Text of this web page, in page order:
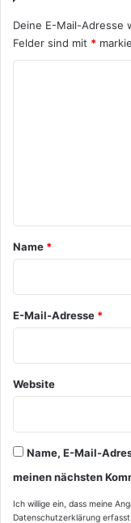
Deine E-Mail-
Felder sind mit *
a
*
Name *
E-Mail-Adresse *
Website
Name, E-Mail-
meinen nächsten
Ich willige ein, dass meine
Datenschutzerklärung